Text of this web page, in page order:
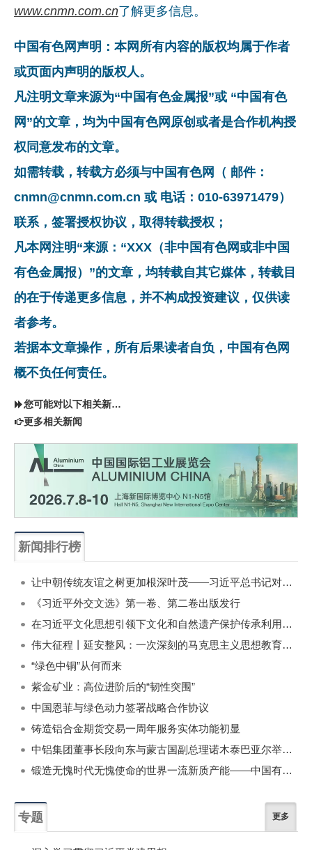
www.cnmn.com.cn了解更多信息。
中国有色网声明：本网所有内容的版权均属于作者
或页面内声明的版权人。
凡注明文章来源为“中国有色金属报”或 “中国有色
网”的文章，均为中国有色网原创或者是合作机构授
权同意发布的文章。
如需转载，转载方必须与中国有色网（ 邮件：
cnmn@cnmn.com.cn 或 电话：010-63971479）
联系，签署授权协议，取得转载授权；
凡本网注明“来源：“XXX（非中国有色网或非中国
有色金属报）”的文章，均转载自其它媒体，转载目
的在于传递更多信息，并不构成投资建议，仅供读
者参考。
若据本文章操作，所有后果读者自负，中国有色网
概不负任何责任。
您可能对以下相关新闻同样感兴趣
更多相关新闻
新闻排行榜
让中朝传统友谊之树更加根深叶茂——习近平总书记对朝鲜进行国事访问纪实
《习近平外交文选》第一卷、第二卷出版发行
在习近平文化思想引领下文化和自然遗产保护传承利用工作开创新局面
伟大征程丨延安整风：一次深刻的马克思主义思想教育运动
“绿色中铜”从何而来
紫金矿业：高位进阶后的“韧性突围”
中国恩菲与绿色动力签署战略合作协议
铸造铝合金期货交易一周年服务实体功能初显
中铝集团董事长段向东与蒙古国副总理诺木泰巴亚尔举行会谈
锻造无愧时代无愧使命的世界一流新质产能——中国有色金属工业的战略应对与破局之道（二）
专题 更多